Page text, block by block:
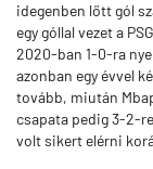
idegenben lőtt gól
egy góllal vezet a
2020-ban 1-0-ra
azonban egy évvel
tovább, miután
csapata pedig 3-2-
volt sikert elérni